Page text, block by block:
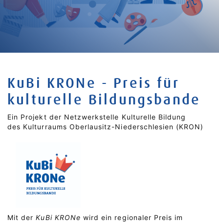
KuBi KRONe - Preis für
kulturelle Bildungsbande
Ein Projekt der Netzwerkstelle Kulturelle Bildung
des Kulturraums Oberlausitz-Niederschlesien (KRON)
Mit derKuBi KRONe wird ein regionaler Preis im